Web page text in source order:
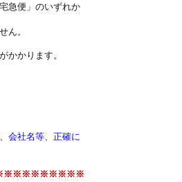
急便」のいずれか
ん。
かかります。
会社名等、正確に